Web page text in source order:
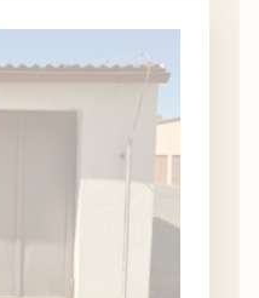
fotbalová utkání.
Dynamo České
Budějovice, a.s.
Nabízená cena
vychází ze
znaleckého
550 000 korun.
Posudek kraj